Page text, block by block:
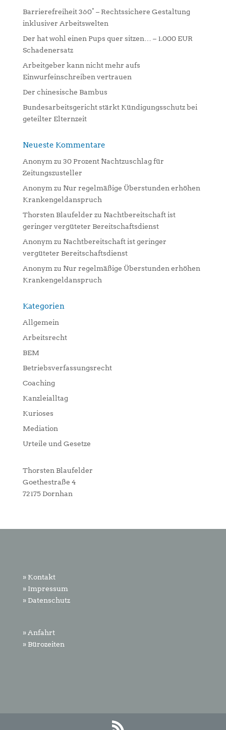
v
e
:
Barrierefreiheit 360° – Rechtssichere Gestaltung
inklusiver Arbeitswelten
Der hat wohl einen Pups quer sitzen… – 1.000 EUR
Schadenersatz
Arbeitgeber kann nicht mehr aufs
Einwurfeinschreiben vertrauen
Der chinesische Bambus
Bundesarbeitsgericht stärkt Kündigungsschutz bei
geteilter Elternzeit
Neueste Kommentare
Anonym zu 30 Prozent Nachtzuschlag für
Zeitungszusteller
Anonym zu Nur regelmäßige Überstunden erhöhen
Krankengeldanspruch
Thorsten Blaufelder zu Nachtbereitschaft ist
geringer vergüteter Bereitschaftsdienst
Anonym zu Nachtbereitschaft ist geringer
vergüteter Bereitschaftsdienst
Anonym zu Nur regelmäßige Überstunden erhöhen
Krankengeldanspruch
Kategorien
Allgemein
Arbeitsrecht
BEM
Betriebsverfassungsrecht
Coaching
Kanzleialltag
Kurioses
Mediation
Urteile und Gesetze
Thorsten Blaufelder
Goethestraße 4
72175 Dornhan
» Kontakt
» Impressum
» Datenschutz
» Anfahrt
» Bürozeiten